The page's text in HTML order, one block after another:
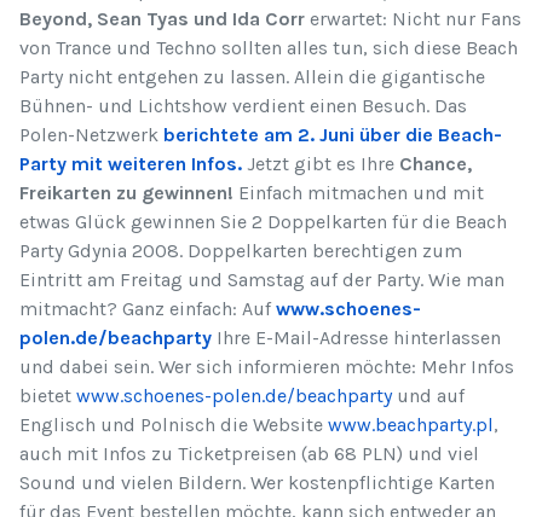
Beyond, Sean Tyas und Ida Corr erwartet: Nicht nur Fans
von Trance und Techno sollten alles tun, sich diese Beach
Party nicht entgehen zu lassen. Allein die gigantische
Bühnen- und Lichtshow verdient einen Besuch. Das
Polen-Netzwerk berichtete am 2. Juni über die Beach-
Party mit weiteren Infos. Jetzt gibt es Ihre Chance,
Freikarten zu gewinnen! Einfach mitmachen und mit
etwas Glück gewinnen Sie 2 Doppelkarten für die Beach
Party Gdynia 2008. Doppelkarten berechtigen zum
Eintritt am Freitag und Samstag auf der Party. Wie man
mitmacht? Ganz einfach: Aufwww.schoenes-
polen.de/beachparty Ihre E-Mail-Adresse hinterlassen
und dabei sein. Wer sich informieren möchte: Mehr Infos
bietet www.schoenes-polen.de/beachpartyund auf
Englisch und Polnisch die Website www.beachparty.pl,
auch mit Infos zu Ticketpreisen (ab 68 PLN) und viel
Sound und vielen Bildern. Wer kostenpflichtige Karten
für das Event bestellen möchte, kann sich entweder an